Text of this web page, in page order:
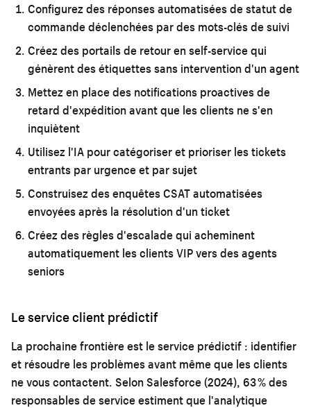
Configurez des réponses automatisées de statut de
commande déclenchées par des mots-clés de suivi
Créez des portails de retour en self-service qui
génèrent des étiquettes sans intervention d'un agent
Mettez en place des notifications proactives de
retard d'expédition avant que les clients ne s'en
inquiètent
Utilisez l'IA pour catégoriser et prioriser les tickets
entrants par urgence et par sujet
Construisez des enquêtes CSAT automatisées
envoyées après la résolution d'un ticket
Créez des règles d'escalade qui acheminent
automatiquement les clients VIP vers des agents
seniors
Le service client prédictif
La prochaine frontière est le service prédictif : identifier
et résoudre les problèmes avant même que les clients
ne vous contactent. Selon Salesforce (2024), 63 % des
responsables de service estiment que l'analytique